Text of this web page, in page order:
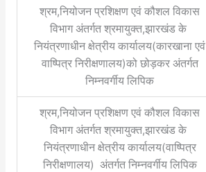
श्रम,नियोजन प्रशिक्षण एवं कौशल विकास
विभाग अंतर्गत श्रमायुक्त,झारखंड के
नियंत्रणाधीन क्षेत्रीय कार्यालय(कारखाना एवं
वाष्पित्र निरीक्षणालय)को छोड़कर अंतर्गत
निम्नवर्गीय लिपिक
श्रम,नियोजन प्रशिक्षण एवं कौशल विकास
विभाग अंतर्गत श्रमायुक्त,झारखंड के
नियंत्रणाधीन क्षेत्रीय कार्यालय(वाष्पित्र
निरीक्षणालय) अंतर्गत निम्नवर्गीय लिपिक